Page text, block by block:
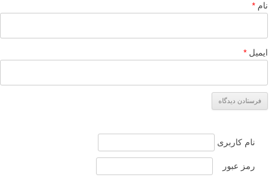
نام *
ایمیل *
نام کاربری
رمز عبور